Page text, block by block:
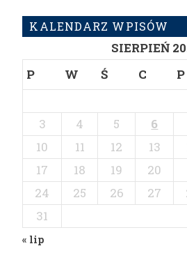
KALENDARZ WPISÓW
SIERPIEŃ
P
W Ś C P
3
4 5 6
10
11 12 13
17
18 19 20
24
25 26 27
31
« lip